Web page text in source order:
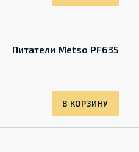
Питатели Metso PF635
В КОРЗИНУ